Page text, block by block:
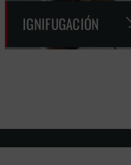
IGNIFUGACIÓN